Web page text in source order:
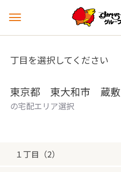
メ
ュ
を
丁目を選択してください
東京都 東大和市 蔵敷
の宅配エリア選択
１丁目（2）